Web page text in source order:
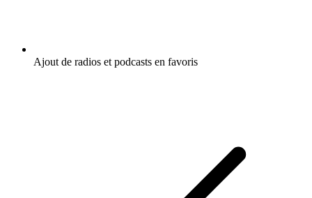
Ajout de radios et podcasts en favoris